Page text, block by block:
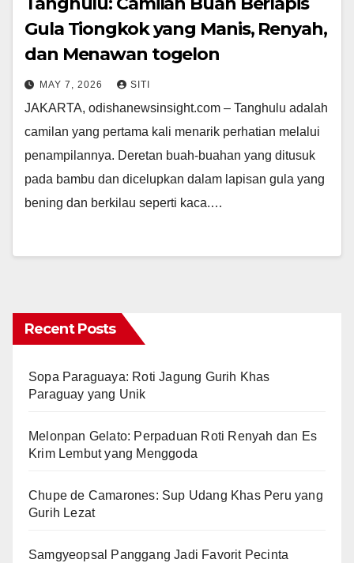
Gula Tiongkok yang Manis, Renyah,
dan Menawan togelon
MAY 7, 2026 SITI
JAKARTA, odishanewsinsight.com – Tanghulu adalah
camilan yang pertama kali menarik perhatian melalui
penampilannya. Deretan buah-buahan yang ditusuk
pada bambu dan dicelupkan dalam lapisan gula yang
bening dan berkilau seperti kaca.…
Recent Posts
Sopa Paraguaya: Roti Jagung Gurih Khas
Paraguay yang Unik
Melonpan Gelato: Perpaduan Roti Renyah dan Es
Krim Lembut yang Menggoda
Chupe de Camarones: Sup Udang Khas Peru yang
Gurih Lezat
Samgyeopsal Panggang Jadi Favorit Pecinta